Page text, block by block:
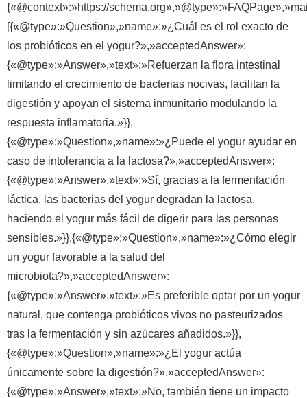
{«@context»:»https://
[{«@type»:»Question»,»name»:»¿Cuál es el rol exacto de
los probióticos en el yogur?»,»acceptedAnswer»:
{«@type»:»Answer»,»text»:»Refuerzan la flora intestinal
limitando el crecimiento de bacterias nocivas, facilitan la
digestión y apoyan el sistema inmunitario modulando la
respuesta inflamatoria.»}},
{«@type»:»Question»,»name»:»¿Puede el yogur ayudar en
caso de intolerancia a la lactosa?»,»acceptedAnswer»:
{«@type»:»Answer»,»text»:»Sí, gracias a la fermentación
láctica, las bacterias del yogur degradan la lactosa,
haciendo el yogur más fácil de digerir para las personas
sensibles.»}},{«@type»:»Question»,»name»:»¿Cómo elegir
un yogur favorable a la salud del
microbiota?»,»acceptedAnswer»:
{«@type»:»Answer»,»text»:»Es preferible optar por un yogur
natural, que contenga probióticos vivos no pasteurizados
tras la fermentación y sin azúcares añadidos.»}},
{«@type»:»Question»,»name»:»¿El yogur actúa
únicamente sobre la digestión?»,»acceptedAnswer»:
{«@type»:»Answer»,»text»:»No, también tiene un impacto